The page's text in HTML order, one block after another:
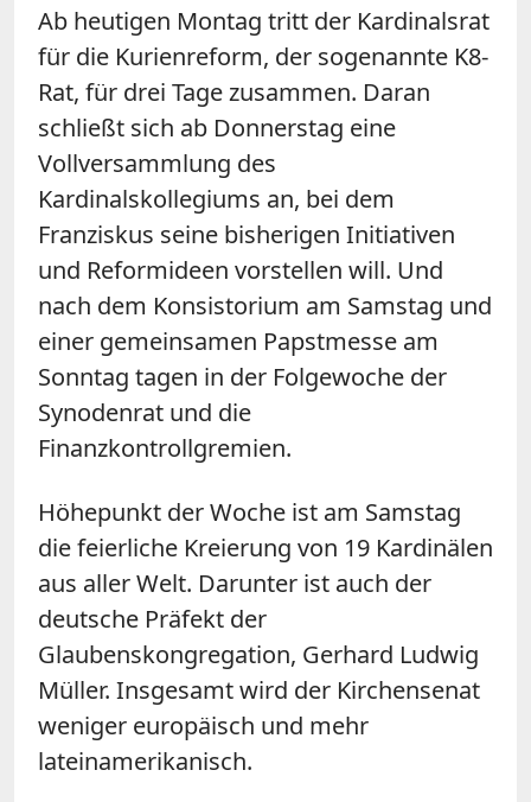
Ab heutigen Montag tritt der Kardinalsrat
für die Kurienreform, der sogenannte K8-
Rat, für drei Tage zusammen. Daran
schließt sich ab Donnerstag eine
Vollversammlung des
Kardinalskollegiums an, bei dem
Franziskus seine bisherigen Initiativen
und Reformideen vorstellen will. Und
nach dem Konsistorium am Samstag und
einer gemeinsamen Papstmesse am
Sonntag tagen in der Folgewoche der
Synodenrat und die
Finanzkontrollgremien.
Höhepunkt der Woche ist am Samstag
die feierliche Kreierung von 19 Kardinälen
aus aller Welt. Darunter ist auch der
deutsche Präfekt der
Glaubenskongregation, Gerhard Ludwig
Müller. Insgesamt wird der Kirchensenat
weniger europäisch und mehr
lateinamerikanisch.